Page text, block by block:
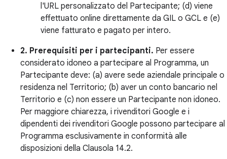
l'URL personalizzato del Partecipante; (d) viene
effettuato online direttamente da GIL o GCL e (e)
viene fatturato e pagato per intero.
2. Prerequisiti per i partecipanti. Per essere
considerato idoneo a partecipare al Programma, un
Partecipante deve: (a) avere sede aziendale principale o
residenza nel Territorio; (b) aver un conto bancario nel
Territorio e (c) non essere un Partecipante non idoneo.
Per maggiore chiarezza, i rivenditori Google e i
dipendenti dei rivenditori Google possono partecipare al
Programma esclusivamente in conformità alle
disposizioni della Clausola 14.2.